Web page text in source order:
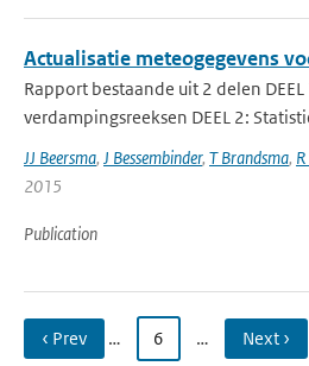
Actualisatie meteogegevens
Rapport bestaande uit 2 delen
verdampingsreeksen DEEL 2:
JJ Beersma, J Bessembinder, T Brandsma,
2015
Publication
‹ Prev … 6 … Next ›